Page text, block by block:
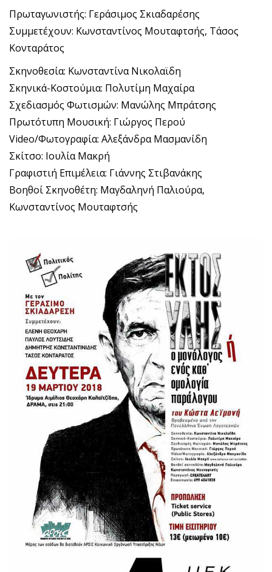
Πρωταγωνιστής: Γεράσιμος Σκιαδαρέσης
Συμμετέχουν: Κωνσταντίνος Μουταφτσής, Τάσος
Κονταράτος
Σκηνοθεσία: Κωνσταντίνα Νικολαϊδη
Σκηνικά-Κοστούμια: Πολυτίμη Μαχαίρα
Σχεδιασμός Φωτισμών: Μανώλης Μπράτσης
Πρωτότυπη Μουσική: Γιώργος Περού
Video/Φωτογραφία: Αλεξάνδρα Μασμανίδη
Σκίτσο: Ιουλία Μακρή
Γραφιστιή Επιμέλεια: Γιάννης Στιβανάκης
Βοηθοί Σκηνοθέτη: Μαγδαληνή Παλιούρα,
Κωνσταντίνος Μουταφτσής